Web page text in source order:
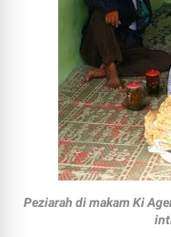
Peziarah di makam Ki